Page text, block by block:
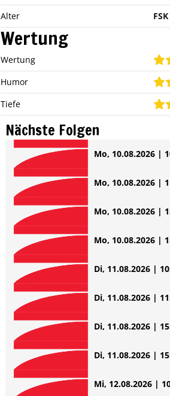
Alter
Wertung
Wertung
Humor
Tiefe
Nächste Folgen
Mo, 10.08.2026 |
Mo, 10.08.2026 |
Mo, 10.08.2026 |
Mo, 10.08.2026 |
Di, 11.08.2026 |
Di, 11.08.2026 |
Di, 11.08.2026 |
Di, 11.08.2026 |
Mi, 12.08.2026 |